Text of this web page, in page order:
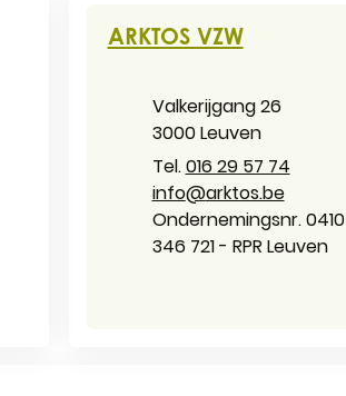
ARKTOS VZW
AdresValkerijgang 26
,3000Leuven
016 29 57 74
E-mailinfo@arktos.be
Ondernemingsnummer
Ondernemingsnr. 0410
346 721 - RPR Leuven